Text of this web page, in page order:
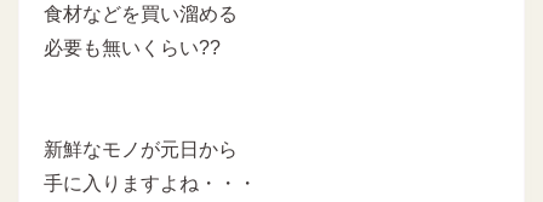
食材などを買い溜める
必要も無いくらい??
新鮮なモノが元日から
手に入りますよね・・・